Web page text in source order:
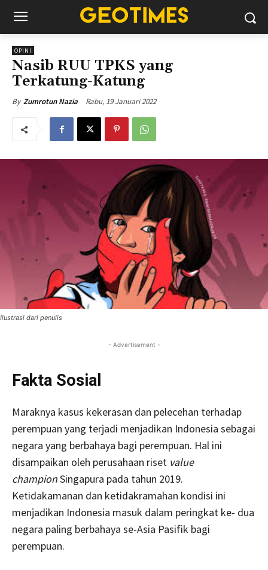
OPINI
Nasib RUU TPKS yang
Terkatung-Katung
By Zumrotun Nazia Rabu, 19 Januari 2022
Ilustrasi dari penulis
- Advertisement -
Fakta Sosial
Maraknya kasus kekerasan dan pelecehan terhadap
perempuan yang terjadi menjadikan Indonesia sebagai
negara yang berbahaya bagi perempuan. Hal ini
disampaikan oleh perusahaan riset value
championSingapura pada tahun 2019.
Ketidakamanan dan ketidakramahan kondisi ini
menjadikan Indonesia masuk dalam peringkat ke- dua
negara paling berbahaya se-Asia Pasifik bagi
perempuan.